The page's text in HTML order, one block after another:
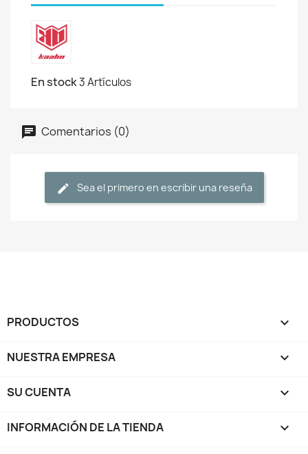
En stock3 Artículos
Comentarios (0)
Sea el primero en escribir una reseña
PRODUCTOS 
NUESTRA EMPRESA 
SU CUENTA 
INFORMACIÓN DE LA TIENDA keyboard_arrow_down